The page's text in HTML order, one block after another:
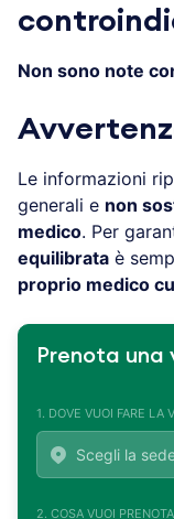
Non sono note
Le informazioni
generali e non
medico. Per
equilibrata è
proprio medico
Prenota una
1. DOVE VUOI FARE LA
2. COSA VUOI